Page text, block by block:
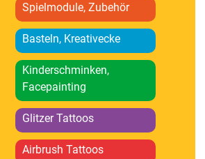
Spielmodule, Zubehör
Basteln, Kreativecke
Kinderschminken,
Facepainting
Glitzer Tattoos
Airbrush Tattoos